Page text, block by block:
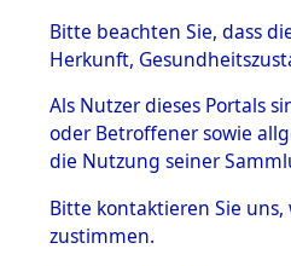
BESTÄNDE
Inhaftierungsdoku
mente
5. Verschiedenes
Todesmärsche
5.3.1 Alliierte
Bitte beachten Sie, dass
Herkunft,
Als Nutzer dieses Portals
oder Betroffener sowie
die Nutzung seiner
Bitte kontaktieren Sie
zustimmen.